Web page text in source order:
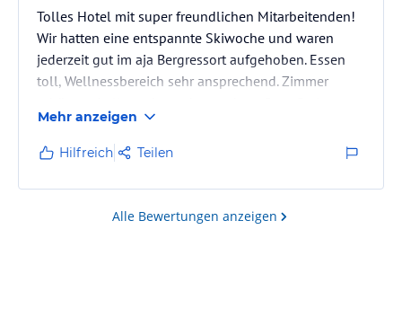
Tolles Hotel mit super freundlichen Mitarbeitenden!
Wir hatten eine entspannte Skiwoche und waren
jederzeit gut im aja Bergressort aufgehoben. Essen
toll, Wellnessbereich sehr ansprechend. Zimmer
Leistungsverhältnis gut.
Mehr anzeigen
Hilfreich Teilen
Alle Bewertungen anzeigen